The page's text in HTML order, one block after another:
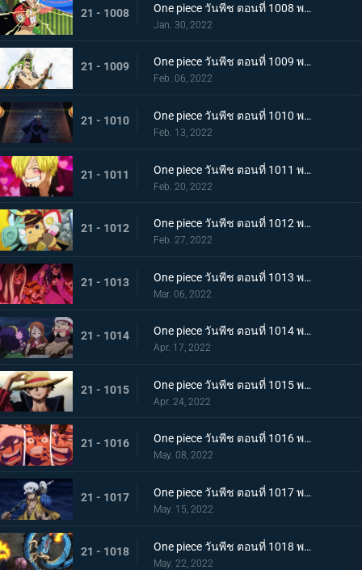
21 - 1008 One piece วันพีช ตอนที่ 1008 พากย์ไทย นามิยอมจำนน ท่าเฮดบลัดของอุลติ
Jan. 30, 2022
21 - 1009 One piece วันพีช ตอนที่ 1009 พากย์ไทย ซาซากิรุกหนัก หน่วยรบหุ้มเกราะปะทะยามาโตะ
Feb. 06, 2022
21 - 1010 One piece วันพีช ตอนที่ 1010 พากย์ไทย ทลายอสูรน้ำแข็ง แผนเพลิงของช็อปเปอร์!
Feb. 13, 2022
21 - 1011 One piece วันพีช ตอนที่ 1011 พากย์ไทย ดีก็แย่แล้ว! แมงมุมล่อลวงซันจิ
Feb. 20, 2022
21 - 1012 One piece วันพีช ตอนที่ 1012 พากย์ไทย เดินหมากผิดเกม! เพลิงของนกอมตะมัลโก้
Feb. 27, 2022
21 - 1013 One piece วันพีช ตอนที่ 1013 พากย์ไทย อดีตของยาโมโตะ ชายผู้หมายหัว 4 จักรพรรดิ
Mar. 06, 2022
21 - 1014 One piece วันพีช ตอนที่ 1014 พากย์ไทย น้ำตาของมัลโก้! สายสัมพันธ์ของกลุ่มโจรสลัดหนวดขาว
Apr. 17, 2022
21 - 1015 One piece วันพีช ตอนที่ 1015 พากย์ไทย ลูฟี่หมวกฟาง ชายผู้ที่จะเป็นราชาโจรสลัด
Apr. 24, 2022
21 - 1016 One piece วันพีช ตอนที่ 1016 พากย์ไทย ศึกสัตว์ประหลาด! สามกัปตันต่างถือทิฐิ
May. 08, 2022
21 - 1017 One piece วันพีช ตอนที่ 1017 พากย์ไทย ออกท่าใหญ่ต่อเนื่อง! รุ่นที่เลวร้ายที่สุดโจมตีระห่ำ
May. 15, 2022
21 - 1018 One piece วันพีช ตอนที่ 1018 พากย์ไทย ไคโดหัวเราะ! สี่จักรพรรดิปะทะยุคสมัยใหม่
May. 22, 2022